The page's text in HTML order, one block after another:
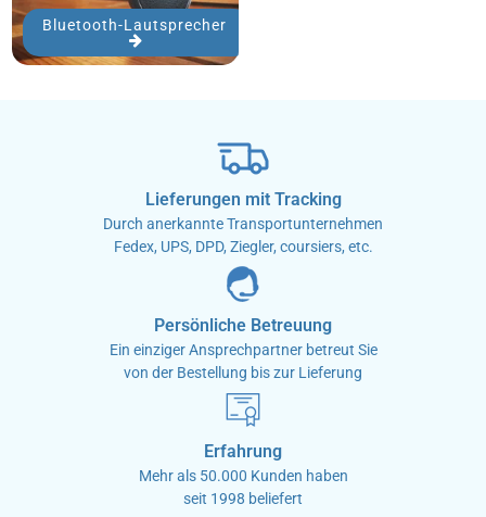
Bluetooth-Lautsprecher
Lieferungen mit Tracking
Durch anerkannte Transportunternehmen
Fedex, UPS, DPD, Ziegler, coursiers, etc.
Persönliche Betreuung
Ein einziger Ansprechpartner betreut Sie
von der Bestellung bis zur Lieferung
Erfahrung
Mehr als 50.000 Kunden haben
seit 1998 beliefert